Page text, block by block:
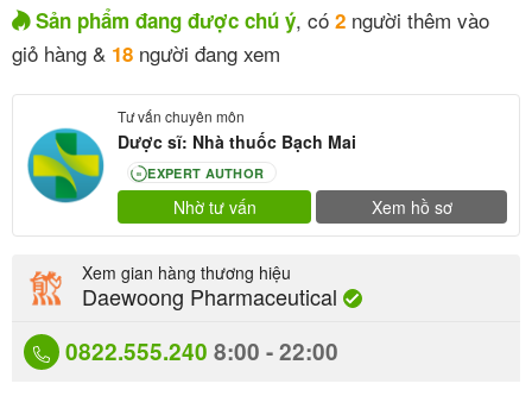
Sản phẩm đang được chú ý, có 2 người thêm vào
giỏ hàng & 18 người đang xem
Tư vấn chuyên môn
Dược sĩ: Nhà thuốc Bạch Mai
80 EXPERT AUTHOR
Nhờ tư vấn Xem hồ sơ
0822.555.240 8:00 - 22:00
Xem gian hàng thương hiệu
Daewoong Pharmaceutical